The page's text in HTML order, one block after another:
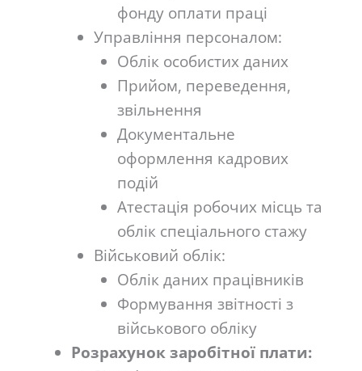
фонду оплати праці
Управління персоналом:
Облік особистих даних
Прийом, переведення,
звільнення
Документальне
оформлення кадрових
подій
Атестація робочих місць та
облік спеціального стажу
Військовий облік:
Облік даних працівників
Формування звітності з
військового обліку
Розрахунок заробітної плати: